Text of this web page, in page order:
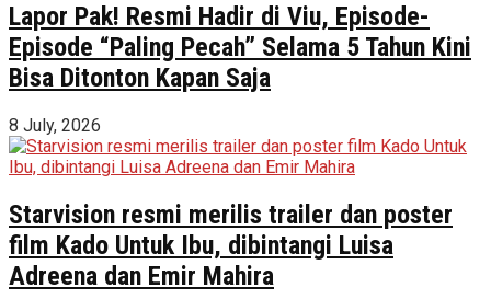
Lapor Pak! Resmi Hadir di Viu, Episode-
Episode “Paling Pecah” Selama 5 Tahun Kini
Bisa Ditonton Kapan Saja
8 July, 2026
Starvision resmi merilis trailer dan poster
film Kado Untuk Ibu, dibintangi Luisa
Adreena dan Emir Mahira